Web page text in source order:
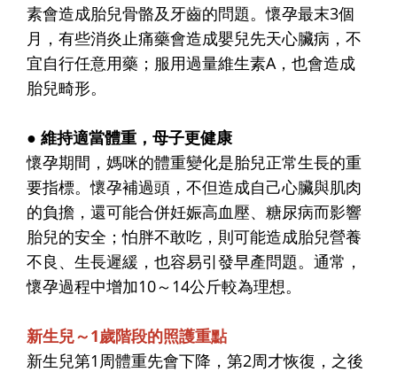
素會造成胎兒骨骼及牙齒的問題。懷孕最末3個
月，有些消炎止痛藥會造成嬰兒先天心臟病，不
宜自行任意用藥；服用過量維生素A，也會造成
胎兒畸形。
● 維持適當體重，母子更健康
懷孕期間，媽咪的體重變化是胎兒正常生長的重
要指標。懷孕補過頭，不但造成自己心臟與肌肉
的負擔，還可能合併妊娠高血壓、糖尿病而影響
胎兒的安全；怕胖不敢吃，則可能造成胎兒營養
不良、生長遲緩，也容易引發早產問題。通常，
懷孕過程中增加10～14公斤較為理想。
新生兒～1歲階段的照護重點
新生兒第1周體重先會下降，第2周才恢復，之後